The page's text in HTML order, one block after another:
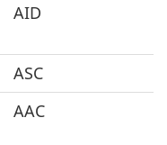
AID
ASC
AAC